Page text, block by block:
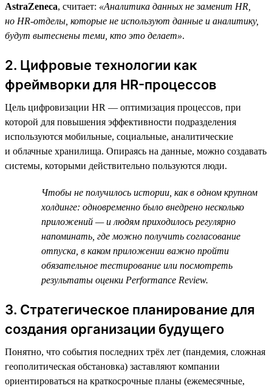
AstraZeneca, считает: «Аналитика данных не заменит HR,
но HR-отделы, которые не используют данные и аналитику,
будут вытеснены теми, кто это делает».
2. Цифровые технологии как
фреймворки для HR-процессов
Цель цифровизации HR — оптимизация процессов, при
которой для повышения эффективности подразделения
используются мобильные, социальные, аналитические
и облачные хранилища. Опираясь на данные, можно создавать
системы, которыми действительно пользуются люди.
Чтобы не получилось истории, как в одном крупном
холдинге: одновременно было внедрено несколько
приложений — и людям приходилось регулярно
напоминать, где можно получить согласование
отпуска, в каком приложении важно пройти
обязательное тестирование или посмотреть
результаты оценки Performance Review.
3. Стратегическое планирование для
создания организации будущего
Понятно, что события последних трёх лет (пандемия, сложная
геополитическая обстановка) заставляют компании
ориентироваться на краткосрочные планы (ежемесячные,